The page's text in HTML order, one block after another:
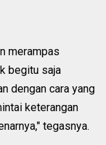
merampas
begitu saja
dengan cara yang
keterangan
tegasnya.